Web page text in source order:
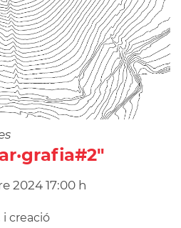
2024 17:00 h
i creació